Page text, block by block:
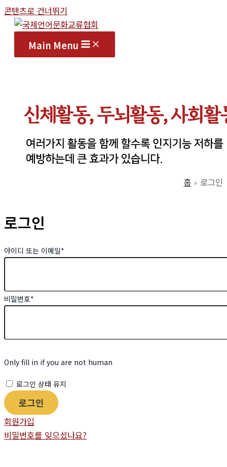
콘텐츠로 건너뛰기
Main Menu
홈 로그인
로그인
아이디 또는 이메일*
비밀번호*
Only fill in if you are not human
로그인 상태 유지
회원가입
비밀번호를 잊으셨나요?